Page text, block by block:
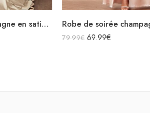
Robe de soirée champagne en satin fluide col bénitier bretelles longue fendue
79.99€ 69.99€